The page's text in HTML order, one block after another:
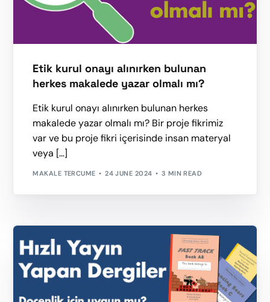
Etik kurul onayı alınırken bulunan
herkes makalede yazar olmalı mı?
Etik kurul onayı alınırken bulunan herkes
makalede yazar olmalı mı? Bir proje fikrimiz
var ve bu proje fikri içerisinde insan materyal
veya […]
MAKALE TERCUME 24 JUNE 2024 3 MIN READ